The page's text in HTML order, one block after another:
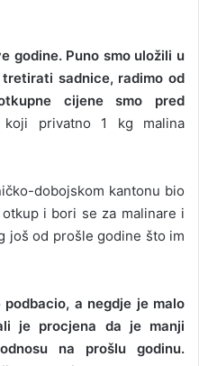
godine. Puno smo uložili u
sadnice, radimo od
cijene smo pred
koji privatno 1 kg malina
dobojskom kantonu bio
i bori se za malinare i
još od prošle godine što im
a negdje je malo
je procjena da je manji
na prošlu godinu.